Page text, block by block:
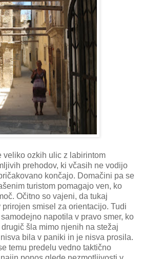
veliko ozkih ulic z labirintom
prehodov, ki včasih ne vodijo
končajo. Domačini pa se
turistom pomagajo ven, ko
Očitno so vajeni, da tukaj
smisel za orientacijo. Tudi
napotila v pravo smer, ko
šla mimo njenih na stežaj
bila v paniki in je nisva prosila.
temu predelu vedno taktično